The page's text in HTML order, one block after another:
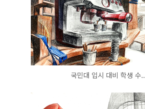
국민대 입시 대비 학생 수..